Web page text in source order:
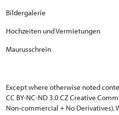
Bildergalerie
Hochzeiten und Vermietungen
Maurusschrein
Except where otherwise noted
CC BY-NC-ND 3.0 CZCreative
Non-commercial + No Derivatives).